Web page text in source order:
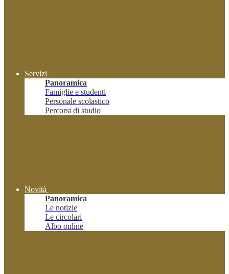
Servizi
Panoramica
Famiglie e studenti
Personale scolastico
Percorsi di studio
Novità
Panoramica
Le notizie
Le circolari
Albo online